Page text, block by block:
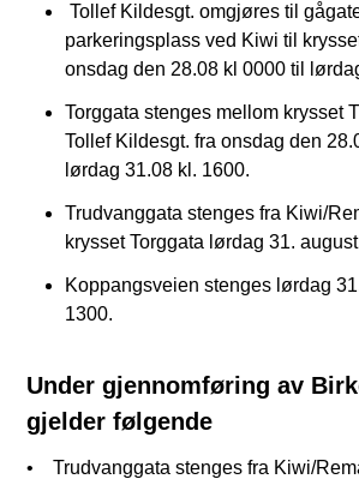
Tollef Kildesgt. omgjøres til
parkeringsplass ved Kiwi til
onsdag den 28.08 kl 0000 til
Torggata stenges mellom krysset
Tollef Kildesgt. fra onsdag den
lørdag 31.08 kl. 1600.
Trudvanggata stenges fra Kiwi/
krysset Torggata lørdag 31.
Koppangsveien stenges lørdag
1300.
Under gjennomføring av
gjelder følgende
• Trudvanggata stenges fra Kiwi/